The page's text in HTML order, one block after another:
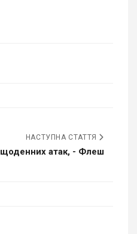
НАСТУПНА СТАТТЯ
щоденних атак, - Флеш